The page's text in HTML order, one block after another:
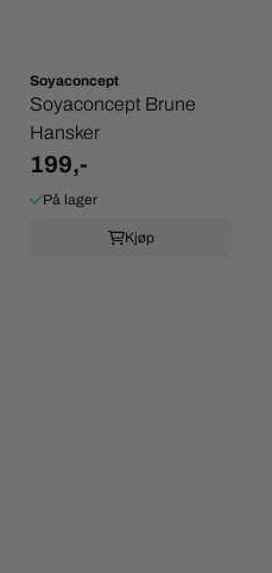
Soyaconcept
Soyaconcept Brune
Hansker
199,-
På lager
Kjøp